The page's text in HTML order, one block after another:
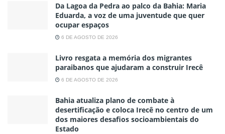
Da Lagoa da Pedra ao palco da Bahia: Maria
Eduarda, a voz de uma juventude que quer
ocupar espaços
6 DE AGOSTO DE 2026
Livro resgata a memória dos migrantes
paraibanos que ajudaram a construir Irecê
6 DE AGOSTO DE 2026
Bahia atualiza plano de combate à
desertificação e coloca Irecê no centro de um
dos maiores desafios socioambientais do
Estado